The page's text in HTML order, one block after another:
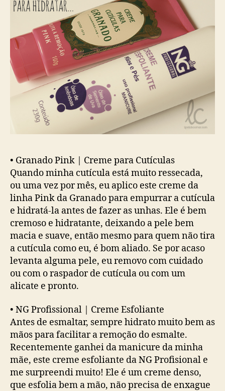
• Granado Pink | Creme para Cutículas
Quando minha cutícula está muito ressecada,
ou uma vez por mês, eu aplico este creme da
linha Pink da Granado para empurrar a cutícula
e hidratá-la antes de fazer as unhas. Ele é bem
cremoso e hidratante, deixando a pele bem
macia e suave, então mesmo para quem não tira
a cutícula como eu, é bom aliado. Se por acaso
levanta alguma pele, eu removo com cuidado
ou com o raspador de cutícula ou com um
alicate e pronto.
• NG Profissional | Creme Esfoliante
Antes de esmaltar, sempre hidrato muito bem as
mãos para facilitar a remoção do esmalte.
Recentemente ganhei da manicure da minha
mãe, este creme esfoliante da NG Profisional e
me surpreendi muito! Ele é um creme denso,
que esfolia bem a mão, não precisa de enxague